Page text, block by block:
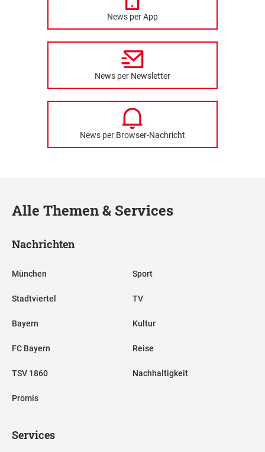
News per App
News per Newsletter
News per Browser-Nachricht
Alle Themen & Services
Nachrichten
München
Stadtviertel
Bayern
FC Bayern
TSV 1860
Promis
Sport
TV
Kultur
Reise
Nachhaltigkeit
Services